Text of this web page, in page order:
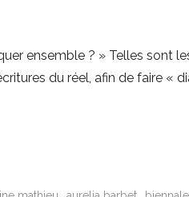
ensemble ? » Telles sont
du réel, afin de faire «